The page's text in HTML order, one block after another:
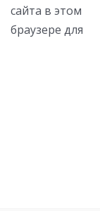
сайта в этом
браузере для